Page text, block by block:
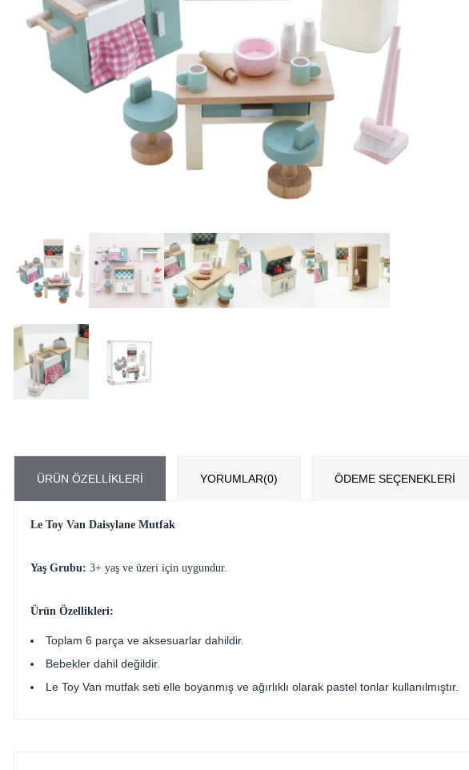
ÜRÜN ÖZELLIKLERI YORUMLAR(0) ÖDEME SEÇENEKLERI
Le Toy Van Daisylane Mutfak
Yaş Grubu: 3+ yaş ve üzeri için uygundur.
Ürün Özellikleri:
Toplam 6 parça ve aksesuarlar dahildir.
Bebekler dahil değildir.
Le Toy Van mutfak seti elle boyanmış ve ağırlıklı olarak pastel tonlar kullanılmıştır.